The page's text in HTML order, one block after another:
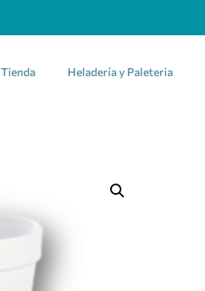
Tienda Heladería y Paleteria